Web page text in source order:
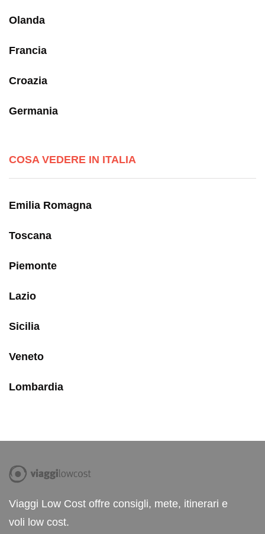
Olanda
Francia
Croazia
Germania
COSA VEDERE IN ITALIA
Emilia Romagna
Toscana
Piemonte
Lazio
Sicilia
Veneto
Lombardia
Viaggi Low Cost offre consigli, mete, itinerari e
voli low cost.